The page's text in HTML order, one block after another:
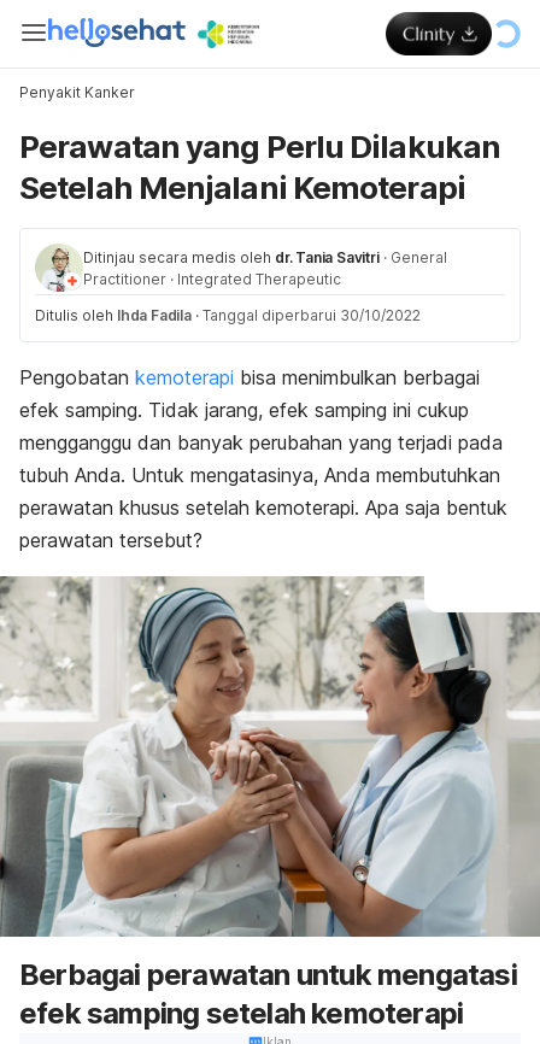
Penyakit Kanker
Perawatan yang Perlu Dilakukan
Setelah Menjalani Kemoterapi
Ditinjau secara medis oleh dr. Tania Savitri · General
Practitioner · Integrated Therapeutic
Ditulis oleh Ihda Fadila · Tanggal diperbarui 30/10/2022
Pengobatan kemoterapi bisa menimbulkan berbagai
efek samping. Tidak jarang, efek samping ini cukup
mengganggu dan banyak perubahan yang terjadi pada
tubuh Anda. Untuk mengatasinya, Anda membutuhkan
perawatan khusus setelah kemoterapi. Apa saja bentuk
perawatan tersebut?
Berbagai perawatan untuk mengatasi
efek samping setelah kemoterapi